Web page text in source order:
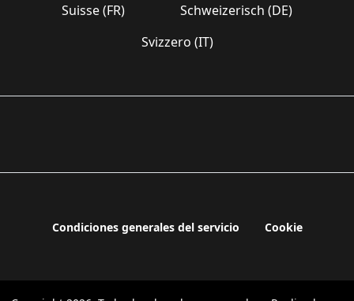
Suisse (FR)
Schweizerisch (DE)
Svizzero (IT)
Condiciones generales del servicio Cookie